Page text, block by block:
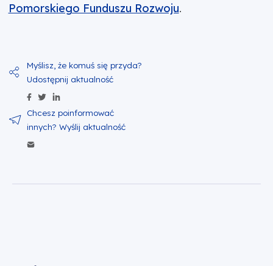
Pomorskiego Funduszu Rozwoju.
Udostępnij zawartość na Facebook
Udostępnij zawartość na Twitter